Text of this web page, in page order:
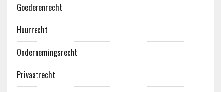
Goederenrecht
Huurrecht
Ondernemingsrecht
Privaatrecht